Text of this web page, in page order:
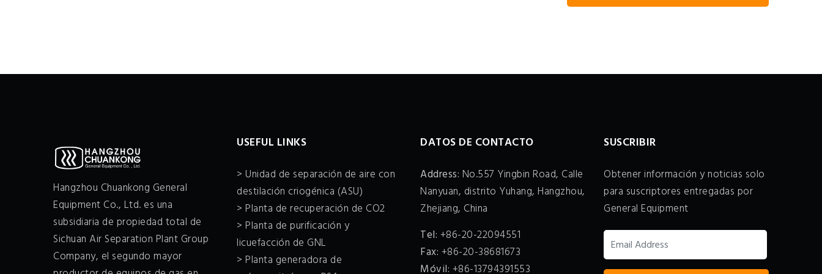
Hangzhou Chuankong General
Equipment Co., Ltd. es una
subsidiaria de propiedad total de
Sichuan Air Separation Plant Group
Company, el segundo mayor
USEFUL LINKS
> Unidad de separación de aire con
destilación criogénica (ASU)
> Planta de recuperación de CO2
> Planta de purificación y
licuefacción de GNL
> Planta generadora de
DATOS DE CONTACTO
Address: No.557 Yingbin Road, Calle
Nanyuan, distrito Yuhang, Hangzhou,
Zhejiang, China
Tel: +86-20-22094551
Fax: +86-20-38681673
Móvil: +86-13794391553
SUSCRIBIR
Obtener información y noticias solo
para suscriptores entregadas por
General Equipment